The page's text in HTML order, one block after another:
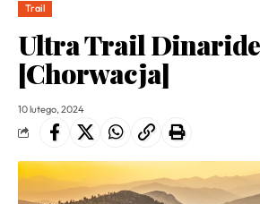
Trail
Ultra Trail
[Chorwacja]
10 lutego, 2024